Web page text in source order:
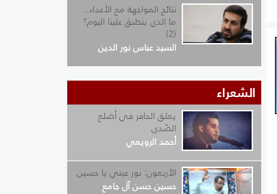
نتائج المواجهة مع الأعداء..
ما الذي ينطبق علينا اليوم؟
(2)
السيد عباس نور الدين
الشعراء
يعلق الحافر في أضلع
الصّدى
أحمد الرويعي
الأربعون: نور عيني يا حسين
حسين حسن آل جامع